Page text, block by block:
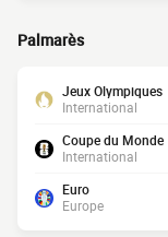
Palmarès
Jeux Olympiques
International
Coupe du Monde
International
Euro
Europe